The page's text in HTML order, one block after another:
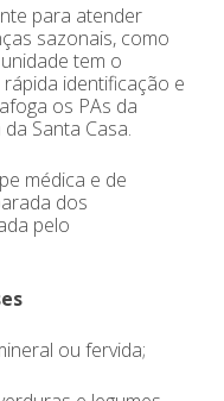
para atender
sazonais, como
tem o
identificação e
os PAs da
Santa Casa.
médica e de
dos
pelo
ou fervida;